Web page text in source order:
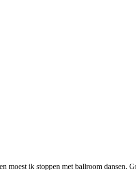
moest ik stoppen met ballroom dansen.